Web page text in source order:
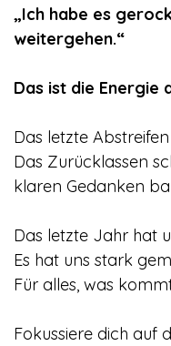
„Ich habe es
weitergehen.“
Das ist die Energie
Das letzte
Das Zurücklassen
klaren Gedanken
Das letzte Jahr hat
Es hat uns stark
Für alles, was
Fokussiere dich auf